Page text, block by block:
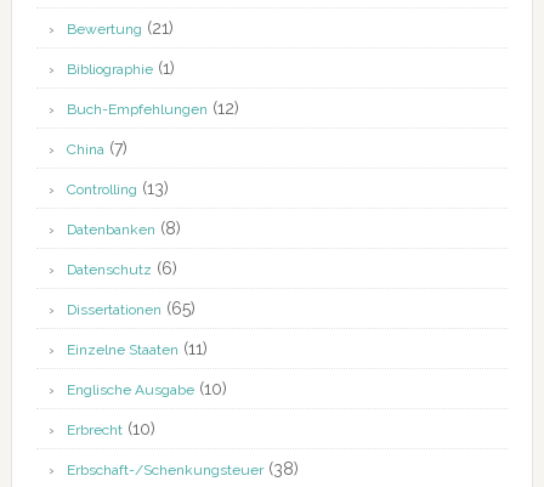
Bewertung (21)
Bibliographie(1)
Buch-Empfehlungen (12)
China(7)
Controlling (13)
Datenbanken (8)
Datenschutz (6)
Dissertationen (65)
Einzelne Staaten (11)
Englische Ausgabe(10)
Erbrecht(10)
Erbschaft-/Schenkungsteuer(38)